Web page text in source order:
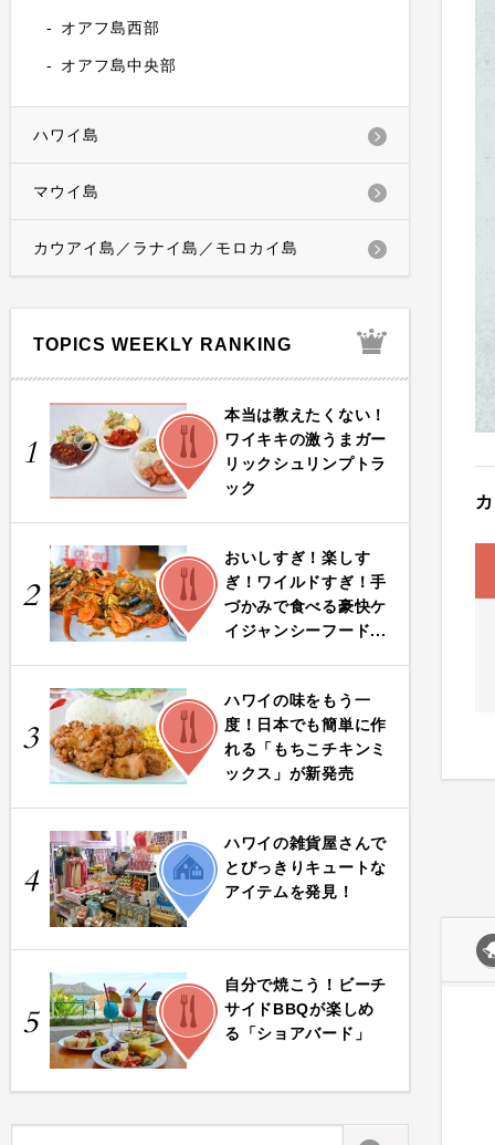
オアフ島西部
オアフ島中央部
ハワイ島
マウイ島
カウアイ島／ラナイ島／モロカイ島
TOPICS WEEKLY RANKING
1
FOOD
本当は教えたくない！
ワイキキの激うまガー
リックシュリンプトラ
ック
2
FOOD
おいしすぎ！楽しす
ぎ！ワイルドすぎ！手
づかみで食べる豪快ケ
イジャンシーフード...
3
FOOD
ハワイの味をもう一
度！日本でも簡単に作
れる「もちこチキンミ
ックス」が新発売
4
LIFE
ハワイの雑貨屋さんで
とびっきりキュートな
アイテムを発見！
5
FOOD
自分で焼こう！ビーチ
サイドBBQが楽しめ
る「ショアバード」